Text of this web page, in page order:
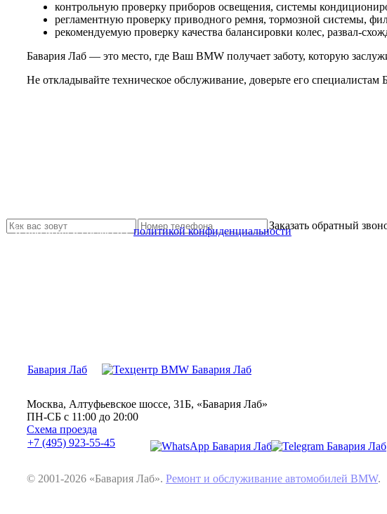
контрольную проверку приборов освещения, системы
регламентную проверку приводного ремня, тормозной системы,
рекомендуемую проверку качества балансировки колес, развал-
Бавария Лаб — это место, где Ваш BMW получает заботу, которую
Не откладывайте техническое обслуживание, доверьте его специалистам
Заказать обратный
Я прочитал и согласен сполитикой конфиденциальности
Бавария Лаб
Москва, Алтуфьевское шоссе, 31Б, «Бавария Лаб»
ПН-СБ с 11:00 до 20:00
Схема проезда
+7 (495) 923-55-45
© 2001-2026 «Бавария Лаб». Ремонт и обслуживание автомобилей BMW.